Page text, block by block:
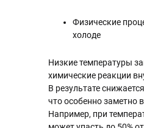
Физические
холоде
Низкие температуры
химические реакции
В результате
что особенно заметно
Например, при